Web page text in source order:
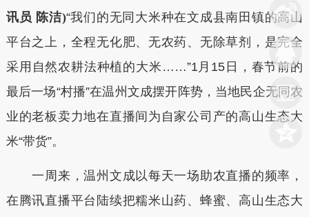
讯员 陈洁)“我们的无同大米种在文成县南田镇的高山
平台之上，全程无化肥、无农药、无除草剂，是完全
采用自然农耕法种植的大米……”1月15日，春节前的
最后一场“村播”在温州文成摆开阵势，当地民企无同农
业的老板卖力地在直播间为自家公司产的高山生态大
米“带货”。
一周来，温州文成以每天一场助农直播的频率，
在腾讯直播平台陆续把糯米山药、蜂蜜、高山生态大